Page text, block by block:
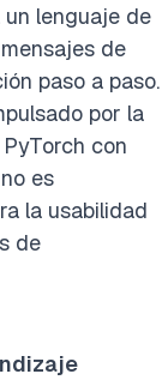
un lenguaje de
de
paso a paso.
por la
con
es
la usabilidad
de